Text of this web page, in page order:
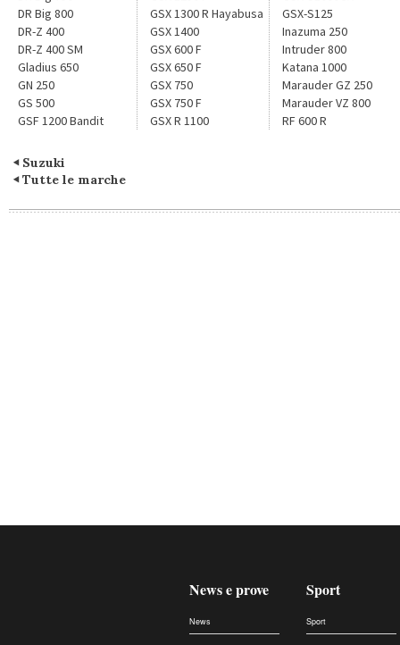
DR Big 800
DR-Z 400
DR-Z 400 SM
Gladius 650
GN 250
GS 500
GSF 1200 Bandit
GSX 1300 R Hayabusa
GSX 1400
GSX 600 F
GSX 650 F
GSX 750
GSX 750 F
GSX R 1100
GSX-S125
Inazuma 250
Intruder 800
Katana 1000
Marauder GZ 250
Marauder VZ 800
RF 600 R
Suzuki
Tutte le marche
News e prove
News
Sport
Sport